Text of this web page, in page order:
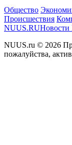
Общество
Происшествия
NUUS.RUНовости
NUUS.ru © 2026
пожалуйства,